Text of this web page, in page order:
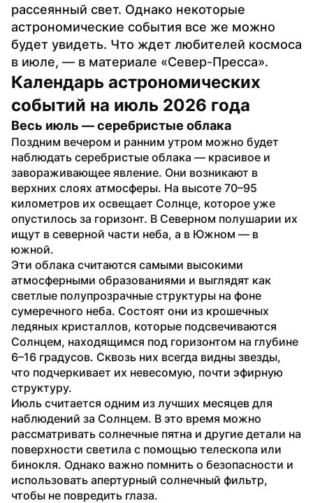
рассеянный свет. Однако некоторые
астрономические события все же можно
будет увидеть. Что ждет любителей космоса
в июле, — в материале «Север-Пресса».
Календарь астрономических
событий на июль 2026 года
Весь июль — серебристые облака
Поздним вечером и ранним утром можно будет
наблюдать серебристые облака — красивое и
завораживающее явление. Они возникают в
верхних слоях атмосферы. На высоте 70–95
километров их освещает Солнце, которое уже
опустилось за горизонт. В Северном полушарии их
ищут в северной части неба, а в Южном — в
южной.
Эти облака считаются самыми высокими
атмосферными образованиями и выглядят как
светлые полупрозрачные структуры на фоне
сумеречного неба. Состоят они из крошечных
ледяных кристаллов, которые подсвечиваются
Солнцем, находящимся под горизонтом на глубине
6–16 градусов. Сквозь них всегда видны звезды,
что подчеркивает их невесомую, почти эфирную
структуру.
Июль считается одним из лучших месяцев для
наблюдений за Солнцем. В это время можно
рассматривать солнечные пятна и другие детали на
поверхности светила с помощью телескопа или
бинокля. Однако важно помнить о безопасности и
использовать апертурный солнечный фильтр,
чтобы не повредить глаза.